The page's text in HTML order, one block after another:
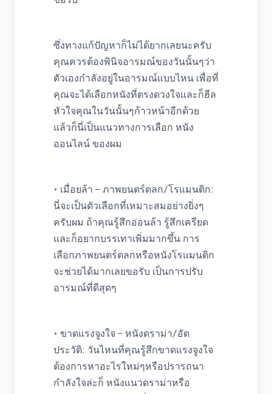
ซึ่งทางแก้ปัญหาก็ไม่ได้ยากเลยนะครับ
คุณควรต้องพินิจอารมณ์ของวันนั้นๆว่า
ตัวเองกำลังอยู่ในอารมณ์แบบไหน เพื่อที่
คุณจะได้เลือกหนังที่ตรงดวงใจและก็ฮีล
หัวใจคุณในวันนั้นๆก้าวหน้าอีกด้วย
แล้วก็นี่เป็นแนวทางการเลือก หนัง
ออนไลน์ ของผม
• เมื่อยล้า – ภาพยนตร์ตลก/โรแมนติก:
นี่จะเป็นตัวเลือกที่เหมาะสมอย่างยิ่งๆ
ครับผม ถ้าคุณรู้สึกอ่อนล้า รู้สึกเครียด
และก็อยากบรรเทาเพิ่มมากขึ้น การ
เลือกภาพยนตร์ตลกหรือหนังโรแมนติก
จะช่วยได้มากเลยขอรับ เป็นการปรับ
อารมณ์ที่ดีสุดๆ
• ขาดแรงจูงใจ – หนังดราม่า/อัต
ประวัติ: วันไหนที่คุณรู้สึกขาดแรงจูงใจ
ต้องการหาอะไรใหม่ๆหรือปรารถนา
กำลังใจล่ะก็ หนังแนวดราม่าหรือ